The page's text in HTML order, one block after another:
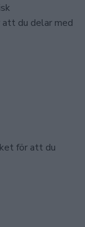
du delar med
för att du